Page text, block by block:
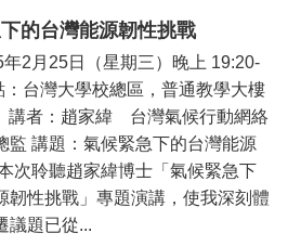
的台灣能源韌性挑戰
年2月25日（星期三）晚上 19:20-
：台灣大學校總區，普通教學大樓
講者：趙家緯 台灣氣候行動網絡
監 講題：氣候緊急下的台灣能源
次聆聽趙家緯博士「氣候緊急下
韌性挑戰」專題演講，使我深刻體
議題已從...